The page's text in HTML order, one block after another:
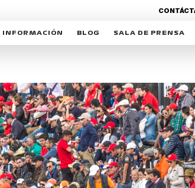
INFORMACIÓN
DERECHO DE PRIMERA OPCIÓN
REFORESTEMOS JUNTOS
MOTORSPORT ACADEMY
VOLUNTARIOS
EXPOSICIÓN FOTOGRÁFICA
BLOG
MEXICOGP
INTERACTIVOS
SALA DE PRENSA
ACREDITACIONES